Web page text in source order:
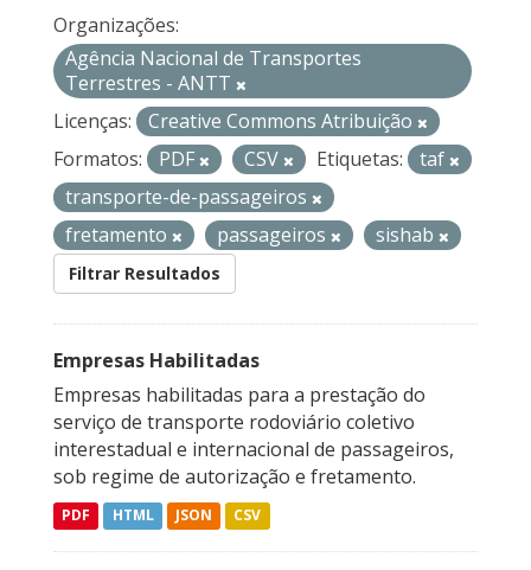
Organizações:
Agência Nacional de Transportes
Terrestres - ANTT
Licenças:
Creative Commons Atribuição
Formatos:
PDF CSV Etiquetas:
taf
transporte-de-passageiros
fretamento
passageiros sishab
Filtrar Resultados
Empresas Habilitadas
Empresas habilitadas para a prestação do
serviço de transporte rodoviário coletivo
interestadual e internacional de passageiros,
sob regime de autorização e fretamento.
PDF HTML JSON CSV